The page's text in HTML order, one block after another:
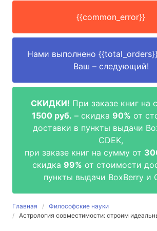
{{common_error}}
Нами выполнено
Ваш – следующий!
СКИДКИ! При заказе книг на
1500 руб. – скидка 90% от
доставки в пункты выдачи
CDEK,
при заказе книг на сумму от
скидка 99% от стоимости
пункты выдачи BoxBerry и
Главная
Философские науки
Астрология совместимости: строим